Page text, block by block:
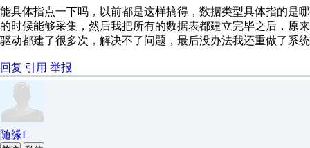
能具体指点一下吗，以前都是这样搞得，数据类型具体指的是
的时候能够采集，然后我把所有的数据表都建立完毕之后，原
驱动都建了很多次，解决不了问题，最后没办法我还重做了系
回复 引用 举报
随缘L